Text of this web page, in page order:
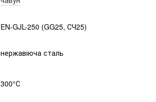
EN-GJL-250 (GG25, СЧ25)
нержавіюча сталь
300°С